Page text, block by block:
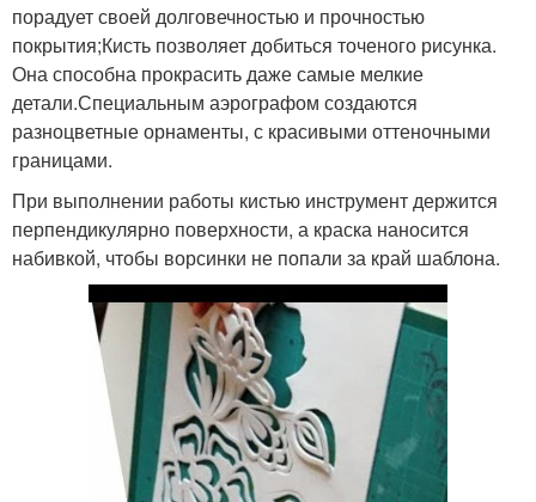
порадует своей долговечностью и прочностью
покрытия;Кисть позволяет добиться точеного рисунка.
Она способна прокрасить даже самые мелкие
детали.Специальным аэрографом создаются
разноцветные орнаменты, с красивыми оттеночными
границами.
При выполнении работы кистью инструмент держится
перпендикулярно поверхности, а краска наносится
набивкой, чтобы ворсинки не попали за край шаблона.